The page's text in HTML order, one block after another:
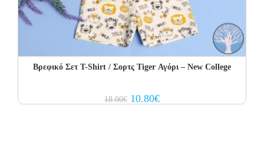
Βρεφικό Σετ Τ-Shirt / Σορτς Tiger Αγόρι – New College
18.00€ Original
price
10.80€Current
price